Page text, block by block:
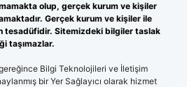
olup, gerçek kurum ve kişiler
Gerçek kurum ve kişiler ile
tesadüfidir. Sitemizdeki bilgiler taslak
taşımazlar.
Bilgi Teknolojileri ve İletişim
bir Yer Sağlayıcı olarak hizmet